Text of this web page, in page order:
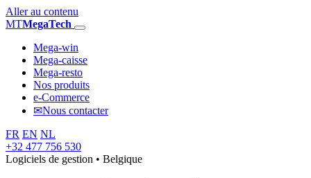
Aller au contenu
MTMegaTech
Mega-win
Mega-caisse
Mega-resto
Nos produits
e-Commerce
✉Nous contacter
FR EN NL
+32 477 756 530
Logiciels de gestion • Belgique